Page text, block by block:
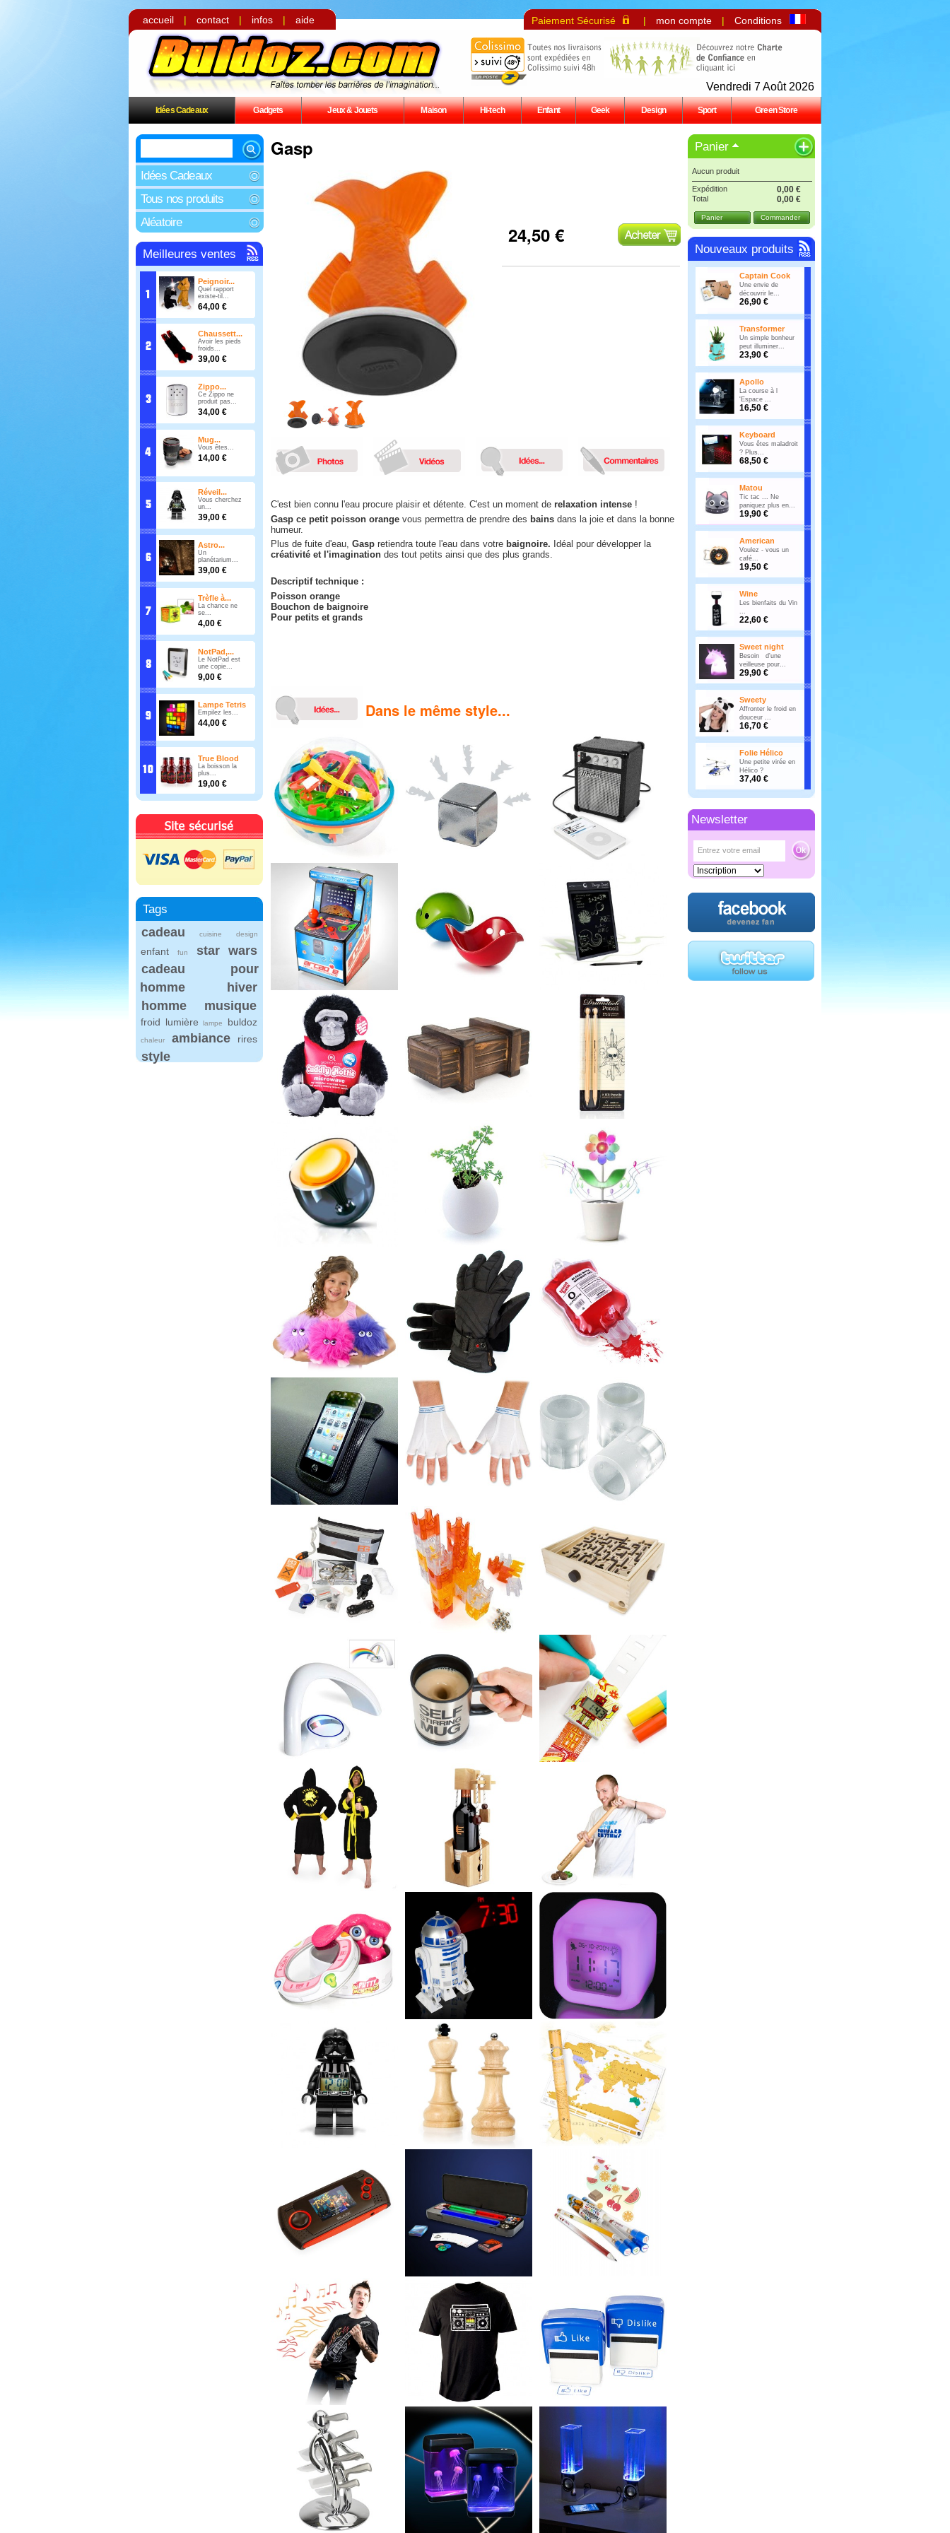
accueil | contact | infos | aide Paiement Sécurisé | mon compte | Conditions
Vendredi 7 Août 2026
Idées Cadeaux Gadgets Jeux & Jouets Maison Hi-tech Enfant Geek Design Sport Green Store
Idées Cadeaux
Tous nos produits
Aléatoire
Meilleures ventes
Peignoir...
Quel rapport
existe-til...
64,00 €
Chaussett...
Avoir les pieds
froids...
39,00 €
Zippo...
Ce Zippo ne
produit pas...
34,00 €
Mug...
Vous êtes...
14,00 €
Réveil...
Vous cherchez
un...
39,00 €
Astro...
Un
planétarium...
39,00 €
Trèfle à...
La chance ne
se...
4,00 €
NotPad,...
Le NotPad est
une copie...
9,00 €
Lampe Tetris
Empilez les...
44,00 €
True Blood
La boisson la
plus...
19,00 €
Tags
cadeau cuisine design
enfant fun
star wars
cadeau pour
homme
hiver
homme
musique
froid lumière lampe buldoz
chaleur ambiance rires
style
Gasp
24,50 €
C'est bien connu l'eau procure plaisir et détente. C'est un moment de relaxation intense !
Gasp ce petit poisson orange vous permettra de prendre des bains dans la joie et dans la bonne
humeur.
Plus de fuite d'eau, Gasp retiendra toute l'eau dans votre baignoire. Idéal pour développer la
créativité et l'imagination des tout petits ainsi que des plus grands.
Descriptif technique :
Poisson orange
Bouchon de baignoire
Pour petits et grands
Dans le même style...
Panier
Aucun produit
Expédition 0,00 €
Total 0,00 €
Panier Commander
Nouveaux produits
Captain Cook
Une envie de
découvrir le...
26,90 €
Transformer
Un simple bonheur
peut illuminer...
23,90 €
Apollo
La course à l
'Espace ...
16,50 €
Keyboard
Vous êtes maladroit
? Plus...
68,50 €
Matou
Tic tac ... Ne
paniquez plus en...
19,90 €
American
Voulez - vous un
café...
19,50 €
Wine
Les bienfaits du Vin
...
22,60 €
Sweet night
Besoin d'une
veilleuse pour...
29,90 €
Sweety
Affronter le froid en
douceur ...
16,70 €
Folie Hélico
Une petite virée en
Hélico ?
37,40 €
Newsletter